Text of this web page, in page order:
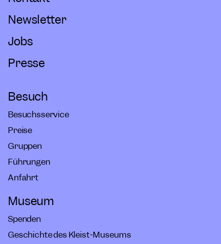
Newsletter
Jobs
Presse
Besuch
Besuchsservice
Preise
Gruppen
Führungen
Anfahrt
Museum
Spenden
Geschichte des Kleist-Museums